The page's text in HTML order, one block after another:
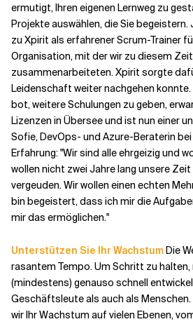
ermutigt, Ihren eigenen Lernweg zu
Projekte auswählen, die Sie begeistern.
zu Xpirit als erfahrener Scrum-Trainer
Organisation, mit der wir zu diesem
zusammenarbeiteten. Xpirit sorgte
Leidenschaft weiter nachgehen
bot, weitere Schulungen zu geben,
Lizenzen in Übersee und ist nun einer
Sofie, DevOps- und Azure-Beraterin
Erfahrung: "Wir sind alle ehrgeizig und
wollen nicht zwei Jahre lang unsere
vergeuden. Wir wollen einen echten
bin begeistert, dass ich mir die
mir das ermöglichen."
Unterstützen Sie Ihr WachstumDie
rasantem Tempo. Um Schritt zu halten,
(mindestens) genauso schnell
Geschäftsleute als auch als
wir Ihr Wachstum auf vielen Ebenen,